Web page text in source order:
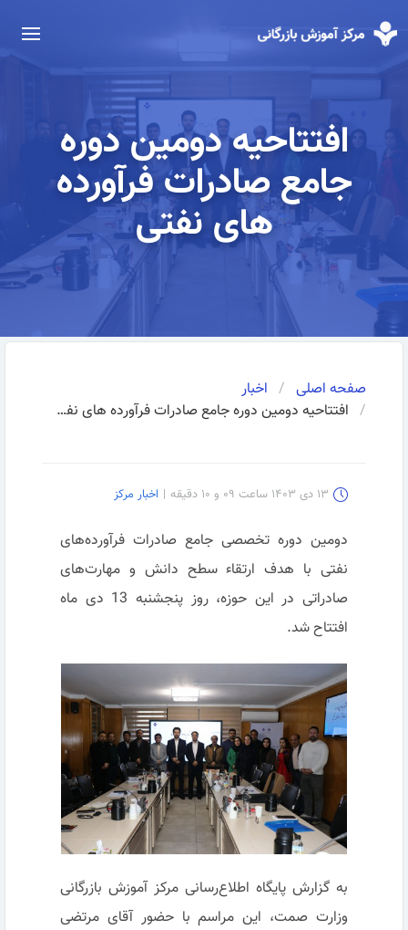
افتتاحیه دومین دوره
جامع صادرات فرآورده
های نفتی
صفحه اصلی
اخبار
افتتاحیه دومین دوره جامع صادرات فرآورده های نفتی
۱۳ دی ۱۴۰۳ ساعت ۰۹ و ۱۰ دقیقه | اخبار مرکز
دومین دوره تخصصی جامع صادرات فرآورده‌های
نفتی با هدف ارتقاء سطح دانش و مهارت‌های
صادراتی در این حوزه، روز پنجشنبه 13 دی ماه
افتتاح شد.
به گزارش پایگاه اطلاع‌رسانی مرکز آموزش بازرگانی
وزارت صمت، این مراسم با حضور آقای مرتضی